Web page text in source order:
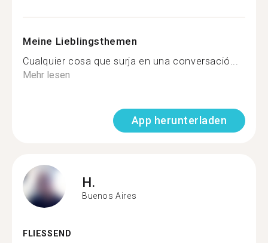
Meine Lieblingsthemen
Cualquier cosa que surja en una conversació...
Mehr lesen
App herunterladen
H.
Buenos Aires
FLIESSEND